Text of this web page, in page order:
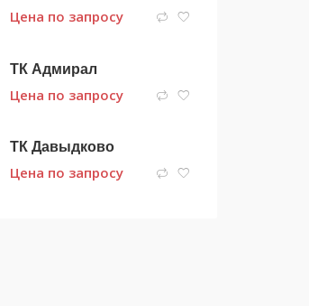
Цена по запросу
ТК Адмирал
Цена по запросу
ТК Давыдково
Цена по запросу